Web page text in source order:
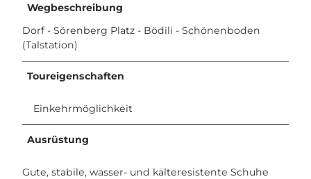
Wegbeschreibung
Dorf - Sörenberg Platz - Bödili - Schönenboden
(Talstation)
Toureigenschaften
Einkehrmöglichkeit
Ausrüstung
Gute, stabile, wasser- und kälteresistente Schuhe